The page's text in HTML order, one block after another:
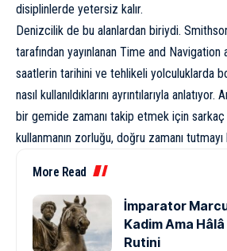
disiplinlerde yetersiz kalır.
Denizcilik de bu alanlardan biriydi.
tarafından yayınlanan Time and Navigation
saatlerin tarihini ve tehlikeli yolculuklarda
nasıl kullanıldıklarını ayrıntılarıyla
bir gemide zamanı takip etmek için
kullanmanın zorluğu, doğru zamanı tutmayı
More Read
İmparator
Kadim Ama
Rutini